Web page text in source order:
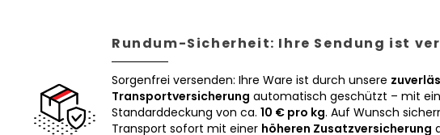
Rundum-Sicherheit: Ihre Sendung ist
Sorgenfrei versenden: Ihre Ware ist durch unsere
Transportversicherung automatisch geschützt – mit
Standarddeckung von ca. 10 € pro kg. Auf Wunsch
Transport sofort mit einer höheren Zusatzversicherung